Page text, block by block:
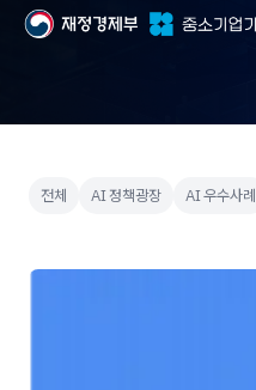
전체 AI 정책광장 AI 우수사례